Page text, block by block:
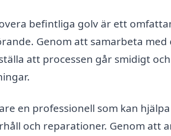
befintliga golv är ett
Genom att samarbeta med
att processen går smidigt
en professionell som kan
och reparationer. Genom att